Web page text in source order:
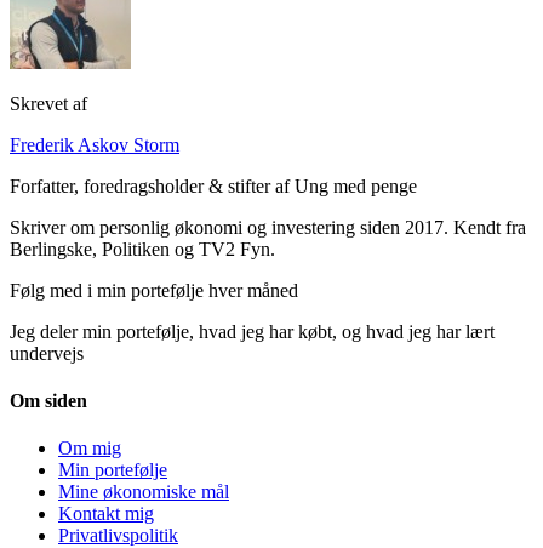
Skrevet af
Frederik Askov Storm
Forfatter, foredragsholder & stifter af Ung med penge
Skriver om personlig økonomi og investering siden 2017. Kendt fra
Berlingske, Politiken og TV2 Fyn.
Følg med i min portefølje hver måned
Jeg deler min portefølje, hvad jeg har købt, og hvad jeg har lært
undervejs
Om siden
Om mig
Min portefølje
Mine økonomiske mål
Kontakt mig
Privatlivspolitik